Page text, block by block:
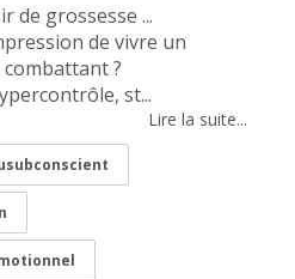
de grossesse ...
de vivre un
?
st...
Lire la suite...